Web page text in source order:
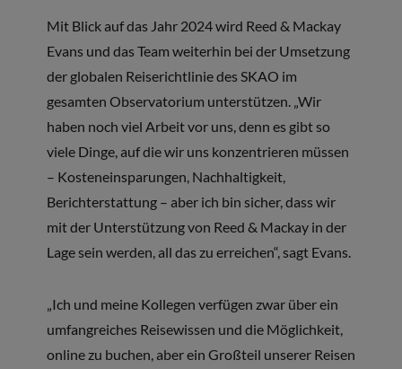
Mit Blick auf das Jahr 2024 wird Reed & Mackay
Evans und das Team weiterhin bei der Umsetzung
der globalen Reiserichtlinie des SKAO im
gesamten Observatorium unterstützen. „Wir
haben noch viel Arbeit vor uns, denn es gibt so
viele Dinge, auf die wir uns konzentrieren müssen
– Kosteneinsparungen, Nachhaltigkeit,
Berichterstattung – aber ich bin sicher, dass wir
mit der Unterstützung von Reed & Mackay in der
Lage sein werden, all das zu erreichen“, sagt Evans.
„Ich und meine Kollegen verfügen zwar über ein
umfangreiches Reisewissen und die Möglichkeit,
online zu buchen, aber ein Großteil unserer Reisen